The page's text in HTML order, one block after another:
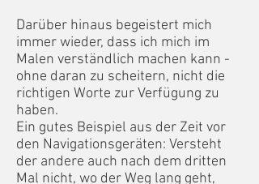
Darüber hinaus begeistert mich
immer wieder, dass ich mich im
Malen verständlich machen kann -
ohne daran zu scheitern, nicht die
richtigen Worte zur Verfügung zu
haben.
Ein gutes Beispiel aus der Zeit vor
den Navigationsgeräten: Versteht
der andere auch nach dem dritten
Mal nicht, wo der Weg lang geht,